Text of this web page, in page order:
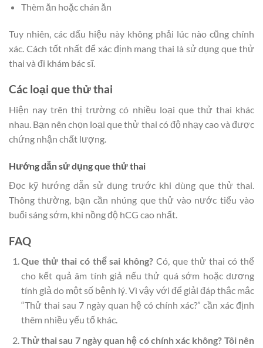
Thèm ăn hoặc chán ăn
Tuy nhiên, các dấu hiệu này không phải lúc nào cũng chính
xác. Cách tốt nhất để xác định mang thai là sử dụng que thử
thai và đi khám bác sĩ.
Các loại que thử thai
Hiện nay trên thị trường có nhiều loại que thử thai khác
nhau. Bạn nên chọn loại que thử thai có độ nhạy cao và được
chứng nhận chất lượng.
Hướng dẫn sử dụng que thử thai
Đọc kỹ hướng dẫn sử dụng trước khi dùng que thử thai.
Thông thường, bạn cần nhúng que thử vào nước tiểu vào
buổi sáng sớm, khi nồng độ hCG cao nhất.
FAQ
Que thử thai có thể sai không? Có, que thử thai có thể
cho kết quả âm tính giả nếu thử quá sớm hoặc dương
tính giả do một số bệnh lý. Vì vậy với để giải đáp thắc mắc
“Thử thai sau 7 ngày quan hệ có chính xác?” cần xác định
thêm nhiều yếu tố khác.
Thử thai sau 7 ngày quan hệ có chính xác không? Tôi nên